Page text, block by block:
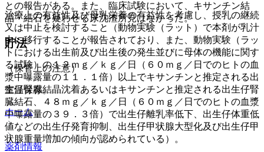
との報告がある。また、臨床試験において、キサンチン結
晶・結石を疑わせる尿沈渣所見はなかった。
貯法
（保管上の注意）
室温保存。
ホーム
薬剤情報
治療上の有益性及び母乳栄養の有益性を考慮し、授乳の継続
又は中止を検討すること（動物実験（ラット）で本剤が乳汁
中に移行することが報告されており、また、動物実験（ラッ
トにおける出生前及び出生後の発生並びに母体の機能に関す
る試験）の１２ｍｇ／ｋｇ／日（６０ｍｇ／日でのヒトの血
漿中曝露量の１１．１倍）以上でキサンチンと推定される出
生仔腎臓結晶沈着あるいはキサンチンと推定される出生仔腎
臓結石、４８ｍｇ／ｋｇ／日（６０ｍｇ／日でのヒトの血漿
中曝露量の３９．３倍）で出生仔離乳率低下、出生仔体重低
値などの出生仔発育抑制、出生仔甲状腺大型化及び出生仔甲
状腺重量増加の傾向が認められている）。